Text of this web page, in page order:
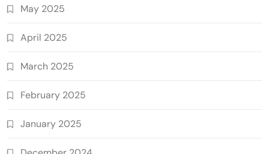
May 2025
April 2025
March 2025
February 2025
January 2025